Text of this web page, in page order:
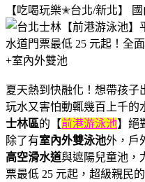
【吃喝玩樂✭台北/新北】
夏天熱到快融化！想帶孩子
玩水又害怕動輒幾百上千的
士林區的【前港游泳池】絕
除了有室內外雙泳池外，戶
高空滑水道與遮陽兒童池，
票最低 25 元起，超級親民